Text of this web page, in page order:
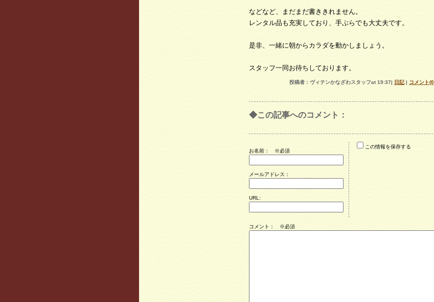
などなど、まだまだ書ききれません。
レンタル品も充実しており、手ぶらでも大丈夫です。
是非、一緒に朝からカラダを動かしましょう。
スタッフ一同お待ちしております。
投稿者：ヴィテンかなざわスタッフat 19:37| 日記| コメント
◆この記事へのコメント：
お名前： ※必須
メールアドレス：
URL:
この情報を保存する
コメント： ※必須